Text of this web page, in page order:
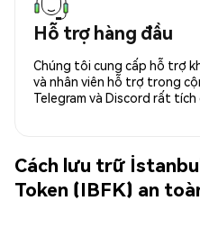
Hỗ trợ hàng đầu
Chúng tôi cung cấp hỗ trợ
và nhân viên hỗ trợ trong
Telegram và Discord rất tích
Cách lưu trữ
Token (IBFK) an